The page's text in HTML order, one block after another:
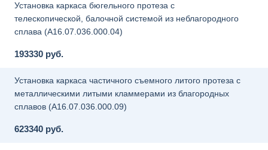
Установка каркаса бюгельного протеза с
телескопической, балочной системой из неблагородного
сплава (A16.07.036.000.04)
193330 руб.
Установка каркаса частичного съемного литого протеза с
металлическими литыми кламмерами из благородных
сплавов (A16.07.036.000.09)
623340 руб.